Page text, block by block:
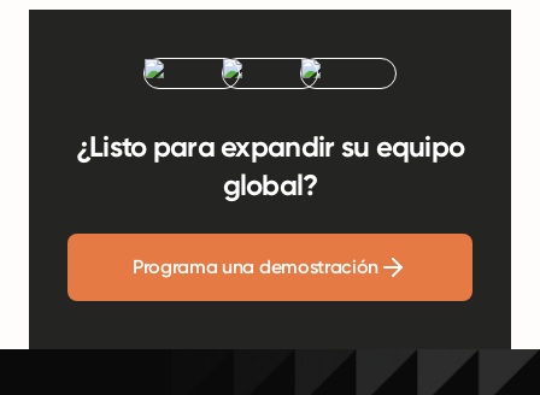
¿Listo para expandir su equipo
global?
Programa una demostración